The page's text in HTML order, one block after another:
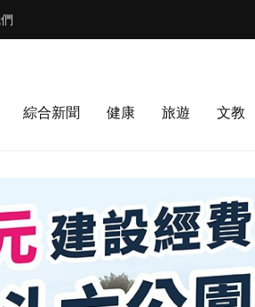
綜合新聞 健康 旅遊 文教